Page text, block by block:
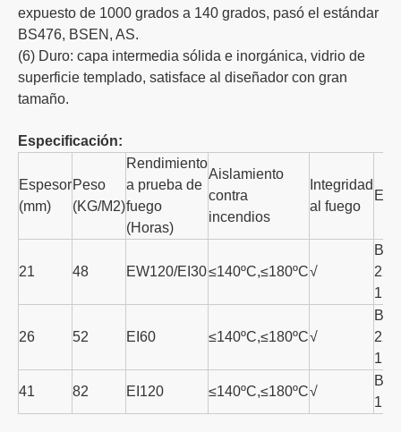
expuesto de 1000 grados a 140 grados, pasó el estándar
BS476, BSEN, AS.
(6) Duro: capa intermedia sólida e inorgánica, vidrio de
superficie templado, satisface al diseñador con gran
tamaño.
Especificación:
Espesor
(mm)
Peso
(KG/M2)
Rendimiento
a prueba de
fuego
(Horas)
Aislamiento
contra
incendios
Integridad
al fuego
21 48 EW120/EI30≤140ºC,≤180ºC√
BS
26 52 EI60 ≤140ºC,≤180ºC√
BS
41 82 EI120 ≤140ºC,≤180ºC√
BS